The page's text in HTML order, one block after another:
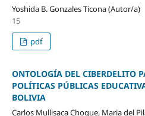
Yoshida B. Gonzales Ticona (Autor/a)
15
pdf
ONTOLOGÍA DEL CIBERDELITO
POLÍTICAS PÚBLICAS
BOLIVIA
Carlos Mullisaca Choque, Maria del